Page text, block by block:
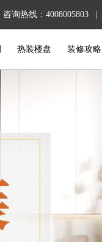
咨询热线：4008005803 |
热装楼盘 装修攻略